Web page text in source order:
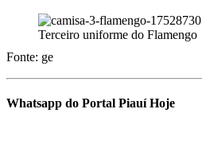
Terceiro uniforme do Flamengo
Fonte: ge
Whatsapp do Portal Piauí Hoje